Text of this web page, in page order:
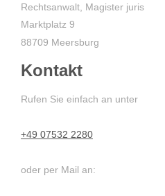
Rechtsanwalt, Magister juris
Marktplatz 9
88709 Meersburg
Kontakt
Rufen Sie einfach an unter
+49 07532 2280
oder per Mail an: